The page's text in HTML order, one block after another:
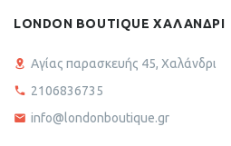
LONDON BOUTIQUE ΧΑΛΑΝΔΡΙ
Αγίας παρασκευής 45, Χαλάνδρι
2106836735
info@londonboutique.gr